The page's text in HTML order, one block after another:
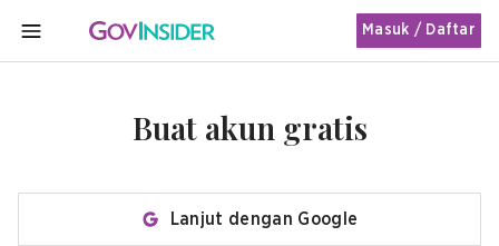
MENU
Masuk / Daftar
Buat akun gratis
Lanjut dengan Google